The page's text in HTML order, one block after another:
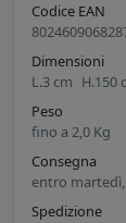
Codice EAN
Dimensioni
L.3 cm H.150
Peso
fino a 2,0 Kg
Consegna
entro
Spedizione